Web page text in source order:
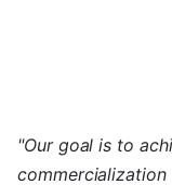
"Our goal is to